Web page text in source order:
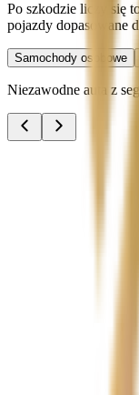
Po szkodzie liczy się
pojazdy dopasowane
Samochody osobowe
Niezawodne auta z